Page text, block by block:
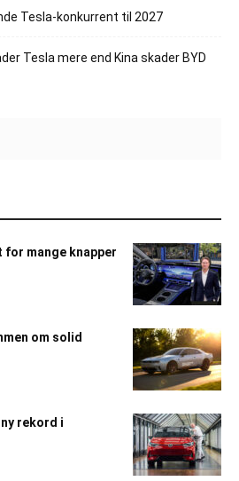
Tesla-konkurrent til 2027
Tesla mere end Kina skader BYD
for mange knapper
om solid
rekord i